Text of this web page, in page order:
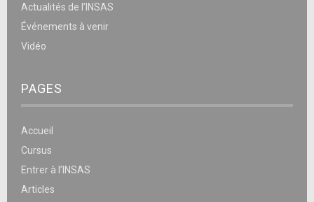
Actualités de l’INSAS
Événements à venir
Vidéo
PAGES
Accueil
Cursus
Entrer à l’INSAS
Articles